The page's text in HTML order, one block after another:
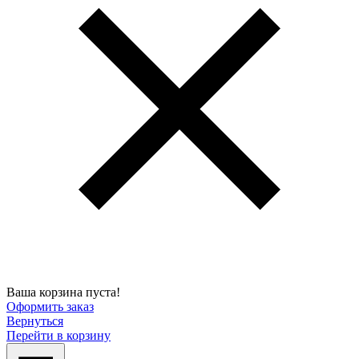
Ваша корзина пуста!
Оформить заказ
Вернуться
Перейти в корзину